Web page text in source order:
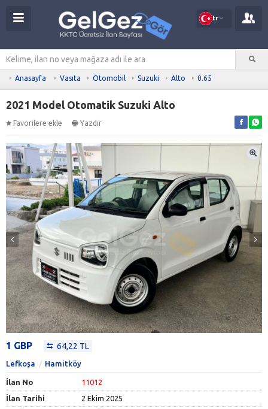
tr
Anasayfa Vasıta Otomobil Suzuki Alto 0.65
2021 Model Otomatik Suzuki Alto
Favorilere ekle Yazdır
1 GBP 64,22 TL
Lefkoşa Hamitköy
İlan No
11012
İlan Tarihi
2 Ekim 2025